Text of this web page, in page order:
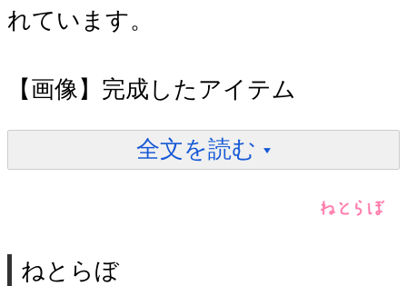
れています。
【画像】完成したアイテム
全文を読む
ねとらぼ